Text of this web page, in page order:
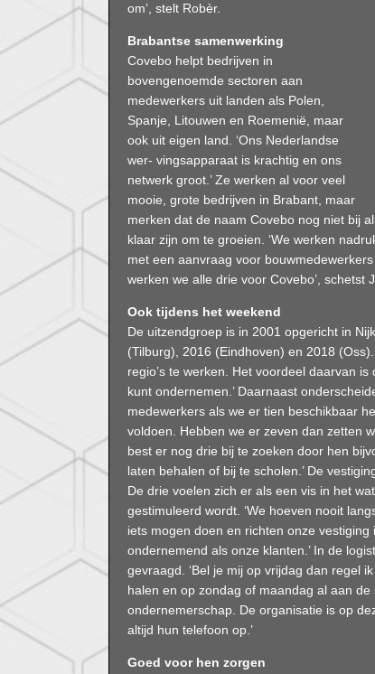
om’, stelt Robèr.
Brabantse samenwerking
Covebo helpt bedrijven in
bovengenoemde sectoren aan
medewerkers uit landen als Polen,
Spanje, Litouwen en Roemenië, maar
ook uit eigen land. ‘Ons Nederlandse
wer- vingsapparaat is krachtig en ons
netwerk groot.’ Ze werken al voor veel
mooie, grote bedrijven in Brabant, maar
merken dat de naam Covebo nog niet bij
klaar zijn om te groeien. ‘We werken
met een aanvraag voor
werken we alle drie voor Covebo’, schetst
Ook tijdens het weekend
De uitzendgroep is in 2001 opgericht in
(Tilburg), 2016 (Eindhoven) en 2018
regio’s te werken. Het voordeel daarvan
kunt ondernemen.’ Daarnaast
medewerkers als we er tien beschikbaar
voldoen. Hebben we er zeven dan zetten
best er nog drie bij te zoeken door hen
laten behalen of bij te scholen.’ De
De drie voelen zich er als een vis in het
gestimuleerd wordt. ‘We hoeven nooit
iets mogen doen en richten onze
ondernemend als onze klanten.’ In de
gevraagd. ‘Bel je mij op vrijdag dan regel
halen en op zondag of maandag al aan de
ondernemerschap. De organisatie is op
altijd hun telefoon op.’
Goed voor hen zorgen